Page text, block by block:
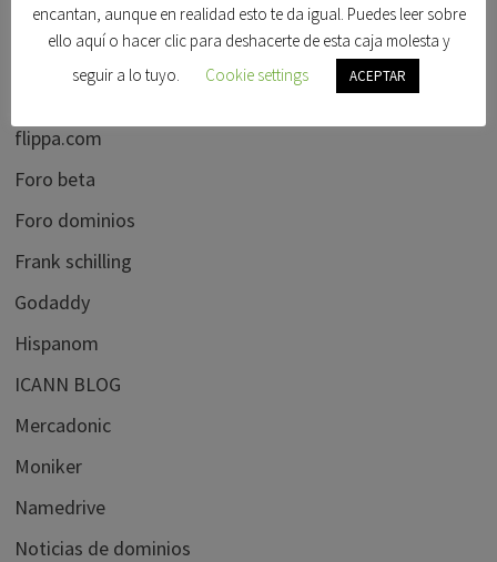
Domobay
Ebay
flippa.com
Foro beta
Foro dominios
Frank schilling
Godaddy
Hispanom
ICANN BLOG
Mercadonic
Moniker
Namedrive
Noticias de dominios
encantan, aunque en realidad esto te da igual. Puedes leer sobre
ello aquí o hacer clic para deshacerte de esta caja molesta y
seguir a lo tuyo.
Cookie settings ACEPTAR